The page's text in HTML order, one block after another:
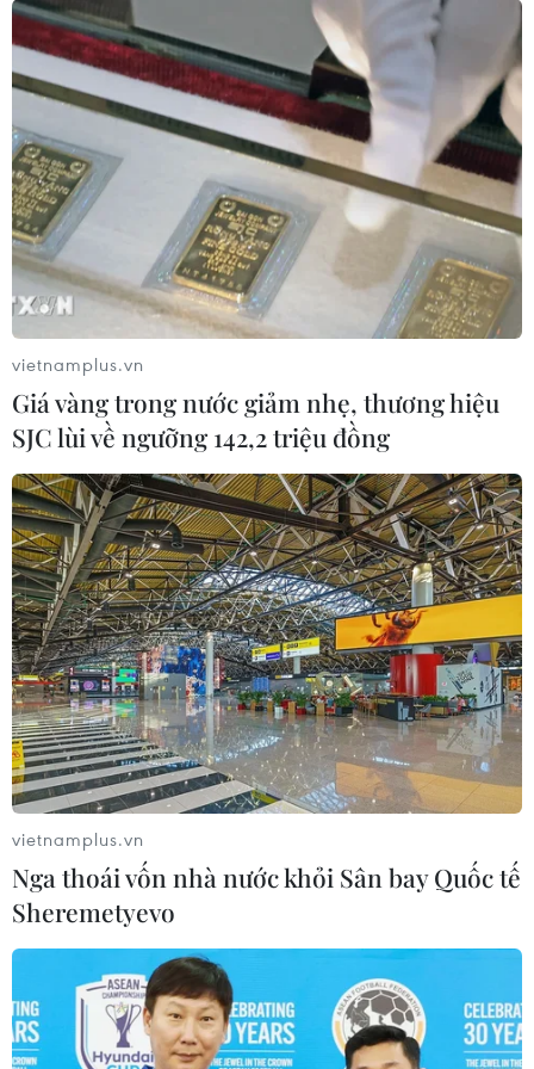
TIN CÙNG CHUYÊN MỤC
vietnamplus.vn
Giá vàng trong nước giảm nhẹ, thương hiệu
SJC lùi về ngưỡng 142,2 triệu đồng
vietnamplus.vn
Nga thoái vốn nhà nước khỏi Sân bay Quốc tế
Sheremetyevo